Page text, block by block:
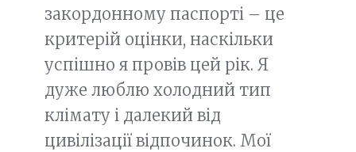
закордонному паспорті – це
критерій оцінки, наскільки
успішно я провів цей рік. Я
дуже люблю холодний тип
клімату і далекий від
цивілізації відпочинок. Мої